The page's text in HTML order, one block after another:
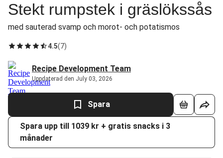
Stekt rumpstek i gräslökssås
med sauterad svamp och morot- och potatismos
4.5(7)
Recipe Development Team
Uppdaterad den July 03, 2026
Spara
Spara upp till 1039 kr + gratis snacks i 3
månader